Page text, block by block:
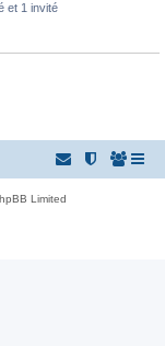
et 1 invité
Limited